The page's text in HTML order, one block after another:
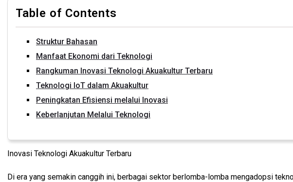
Table of Contents
Struktur Bahasan
Manfaat Ekonomi dari Teknologi
Rangkuman Inovasi Teknologi Akuakultur Terbaru
Teknologi IoT dalam Akuakultur
Peningkatan Efisiensi melalui Inovasi
Keberlanjutan Melalui Teknologi
Inovasi Teknologi Akuakultur Terbaru
Di era yang semakin canggih ini, berbagai sektor berlomba-lomba mengadopsi